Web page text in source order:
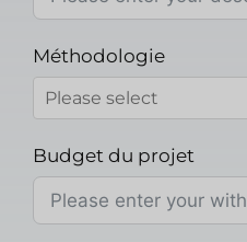
Méthodologie
Budget du projet